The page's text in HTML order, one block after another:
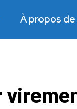
À propos